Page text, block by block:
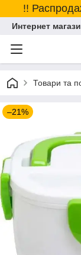
!!
Интернет
Товари та
–21%